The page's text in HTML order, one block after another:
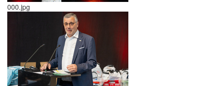
000.jpg